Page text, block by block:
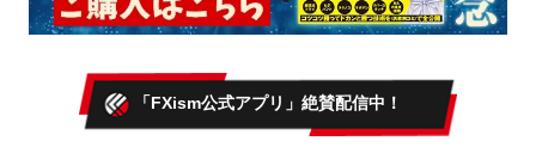
「FXism公式アプリ」絶賛配信中！